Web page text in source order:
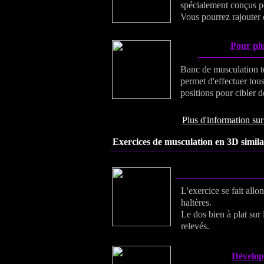
spécialement conçus
Vous pourrez rajouter
Pour
Banc de musculation
permet d'effectuer
positions pour cibler
Plus d'information
Exercices de musculation en 3D
L'exercice se fait
haltères.
Le dos bien à plat sur
relevés.